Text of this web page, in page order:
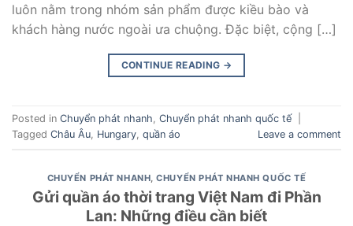
luôn nằm trong nhóm sản phẩm được kiều bào và
khách hàng nước ngoài ưa chuộng. Đặc biệt, cộng […]
CONTINUE READING →
Posted in Chuyển phát nhanh, Chuyển phát nhanh quốc tế
Tagged Châu Âu, Hungary, quần áo Leave a comment
CHUYỂN PHÁT NHANH,CHUYỂN PHÁT NHANH QUỐC TẾ
Gửi quần áo thời trang Việt Nam đi Phần
Lan: Những điều cần biết